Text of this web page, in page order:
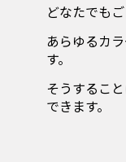
どなたでも
あらゆるカ
す。
そうするこ
できます。